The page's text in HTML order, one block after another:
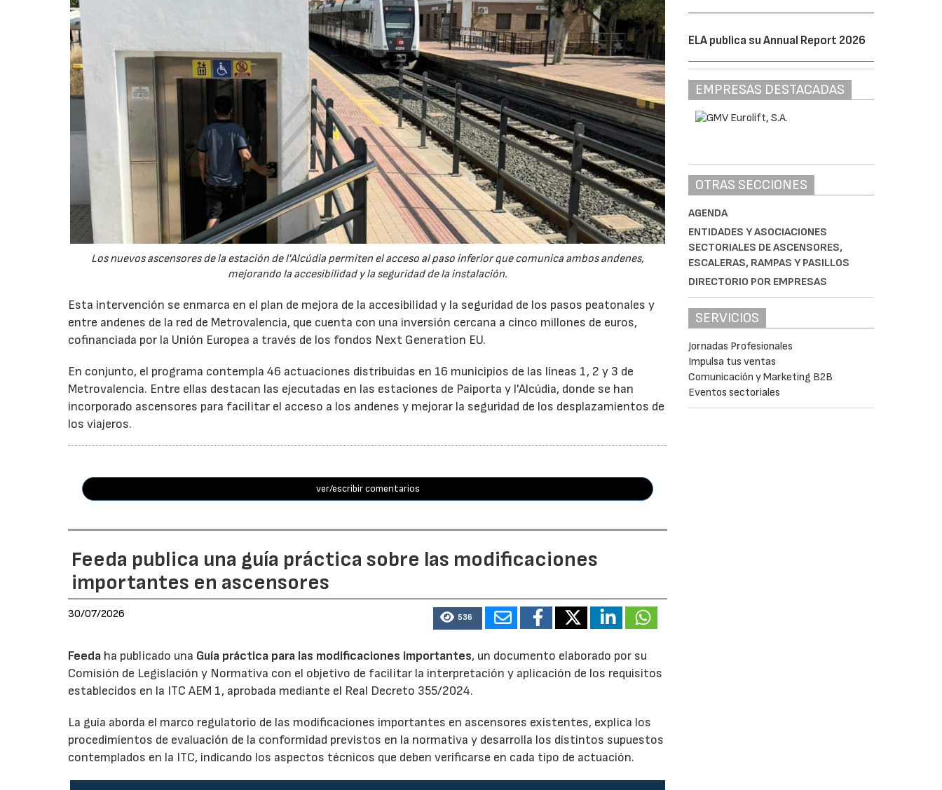
Los nuevos ascensores de la estación de l'Alcúdia permiten el acceso al paso inferior que comunica ambos andenes,
mejorando la accesibilidad y la seguridad de la instalación.
Esta intervención se enmarca en el plan de mejora de la accesibilidad y la seguridad de los pasos peatonales y
entre andenes de la red de Metrovalencia, que cuenta con una inversión cercana a cinco millones de euros,
cofinanciada por la Unión Europea a través de los fondos Next Generation EU.
En conjunto, el programa contempla 46 actuaciones distribuidas en 16 municipios de las líneas 1, 2 y 3 de
Metrovalencia. Entre ellas destacan las ejecutadas en las estaciones de Paiporta y l'Alcúdia, donde se han
incorporado ascensores para facilitar el acceso a los andenes y mejorar la seguridad de los desplazamientos de
los viajeros.
ver/escribir comentarios
Feeda publica una guía práctica sobre las modificaciones
importantes en ascensores
30/07/2026 536
Feeda ha publicado una Guía práctica para las modificaciones importantes, un documento elaborado por su
Comisión de Legislación y Normativa con el objetivo de facilitar la interpretación y aplicación de los requisitos
establecidos en la ITC AEM 1, aprobada mediante el Real Decreto 355/2024.
La guía aborda el marco regulatorio de las modificaciones importantes en ascensores existentes, explica los
procedimientos de evaluación de la conformidad previstos en la normativa y desarrolla los distintos supuestos
contemplados en la ITC, indicando los aspectos técnicos que deben verificarse en cada tipo de actuación.
ELA publica su Annual Report 2026
EMPRESAS DESTACADAS
OTRAS SECCIONES
AGENDA
ENTIDADES Y ASOCIACIONES
SECTORIALES DE ASCENSORES,
ESCALERAS, RAMPAS Y PASILLOS
DIRECTORIO POR EMPRESAS
SERVICIOS
Jornadas Profesionales
Impulsa tus ventas
Comunicación y Marketing B2B
Eventos sectoriales